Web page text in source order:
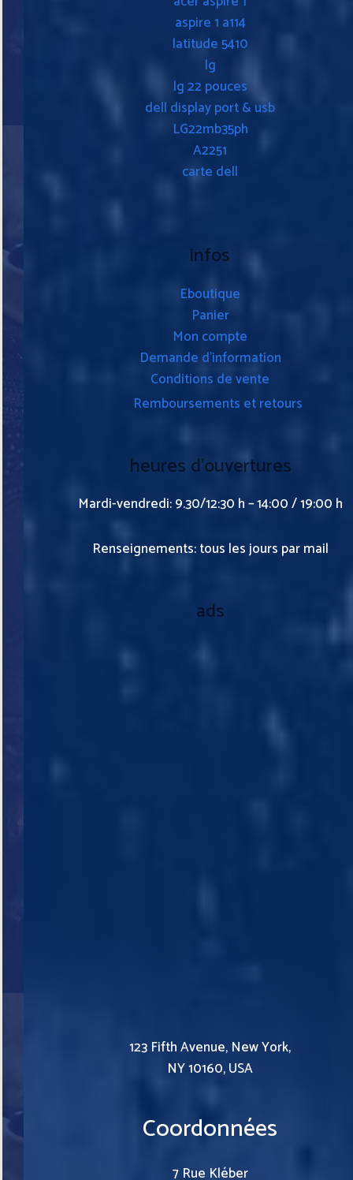
aspire 1 a114
latitude 5410
lg
lg 22 pouces
dell display port & usb
LG22mb35ph
A2251
carte dell
infos
Eboutique
Panier
Mon compte
Demande d’information
Conditions de vente
Remboursements et retours
heures d’ouvertures
Mardi-vendredi: 9.30/12:30 h – 14:00 / 19:00 h
Renseignements: tous les jours par mail
ads
123 Fifth Avenue, New York,
NY 10160, USA
Coordonnées
7 Rue Kléber